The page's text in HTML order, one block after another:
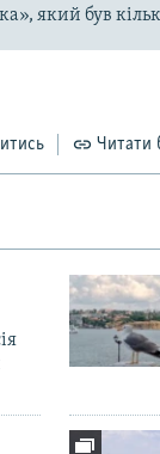
який був
Читати